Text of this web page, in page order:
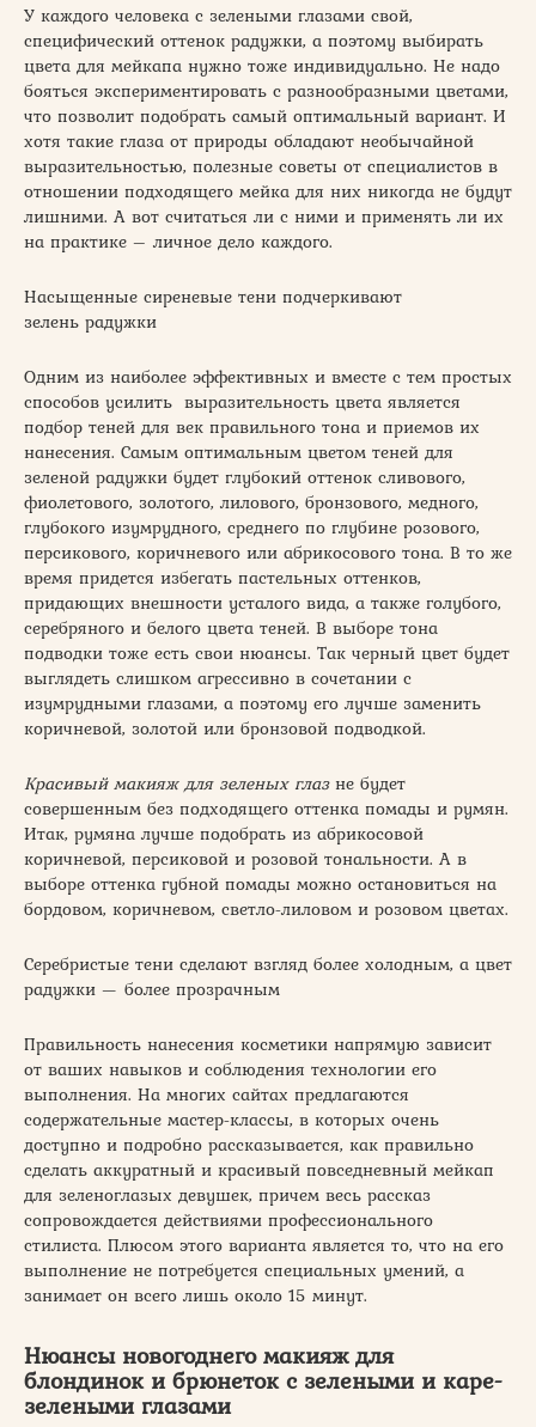
У каждого человека с зелеными глазами свой,
специфический оттенок радужки, а поэтому выбирать
цвета для мейкапа нужно тоже индивидуально. Не надо
бояться экспериментировать с разнообразными цветами,
что позволит подобрать самый оптимальный вариант. И
хотя такие глаза от природы обладают необычайной
выразительностью, полезные советы от специалистов в
отношении подходящего мейка для них никогда не будут
лишними. А вот считаться ли с ними и применять ли их
на практике – личное дело каждого.
Насыщенные сиреневые тени подчеркивают
зелень радужки
Одним из наиболее эффективных и вместе с тем простых
способов усилить выразительность цвета является
подбор теней для век правильного тона и приемов их
нанесения. Самым оптимальным цветом теней для
зеленой радужки будет глубокий оттенок сливового,
фиолетового, золотого, лилового, бронзового, медного,
глубокого изумрудного, среднего по глубине розового,
персикового, коричневого или абрикосового тона. В то же
время придется избегать пастельных оттенков,
придающих внешности усталого вида, а также голубого,
серебряного и белого цвета теней. В выборе тона
подводки тоже есть свои нюансы. Так черный цвет будет
выглядеть слишком агрессивно в сочетании с
изумрудными глазами, а поэтому его лучше заменить
коричневой, золотой или бронзовой подводкой.
Красивый макияж для зеленых глазне будет
совершенным без подходящего оттенка помады и румян.
Итак, румяна лучше подобрать из абрикосовой
коричневой, персиковой и розовой тональности. А в
выборе оттенка губной помады можно остановиться на
бордовом, коричневом, светло-лиловом и розовом цветах.
Серебристые тени сделают взгляд более холодным, а цвет
радужки — более прозрачным
Правильность нанесения косметики напрямую зависит
от ваших навыков и соблюдения технологии его
выполнения. На многих сайтах предлагаются
содержательные мастер-классы, в которых очень
доступно и подробно рассказывается, как правильно
сделать аккуратный и красивый повседневный мейкап
для зеленоглазых девушек, причем весь рассказ
сопровождается действиями профессионального
стилиста. Плюсом этого варианта является то, что на его
выполнение не потребуется специальных умений, а
занимает он всего лишь около 15 минут.
Нюансы новогоднего макияж для
блондинок и брюнеток с зелеными и каре-
зелеными глазами